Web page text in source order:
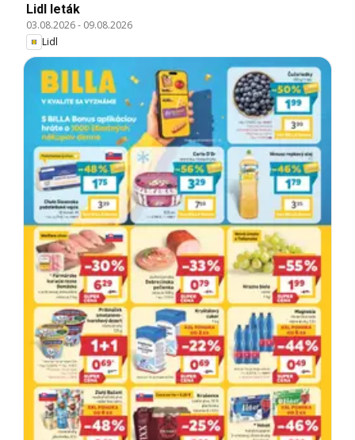
Lidl leták
03.08.2026- 09.08.2026
Lidl